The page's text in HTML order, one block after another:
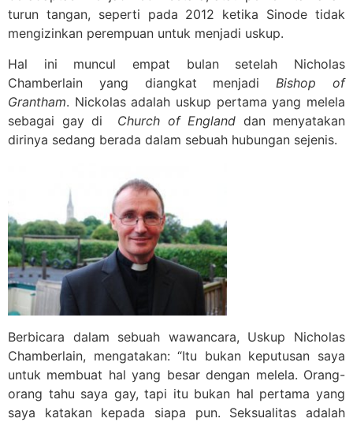
turun tangan, seperti pada 2012 ketika Sinode tidak
mengizinkan perempuan untuk menjadi uskup.
Hal ini muncul empat bulan setelah Nicholas
Chamberlain yang diangkat menjadi Bishop of
Grantham. Nickolas adalah uskup pertama yang melela
sebagai gay di Church of England dan menyatakan
dirinya sedang berada dalam sebuah hubungan sejenis.
Berbicara dalam sebuah wawancara, Uskup Nicholas
Chamberlain, mengatakan: “Itu bukan keputusan saya
untuk membuat hal yang besar dengan melela. Orang-
orang tahu saya gay, tapi itu bukan hal pertama yang
saya katakan kepada siapa pun. Seksualitas adalah